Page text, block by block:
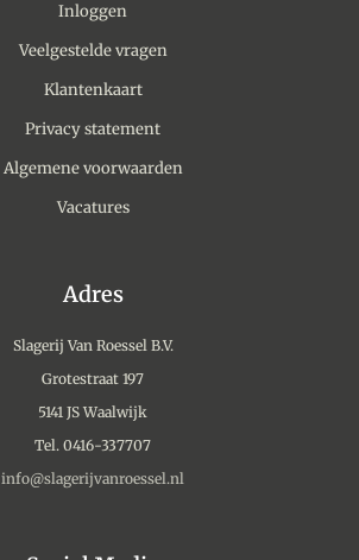
Inloggen
Veelgestelde vragen
Klantenkaart
Privacy statement
Algemene voorwaarden
Vacatures
Adres
Slagerij Van Roessel B.V.
Grotestraat 197
5141 JS Waalwijk
Tel. 0416-337707
info@slagerijvanroessel.nl